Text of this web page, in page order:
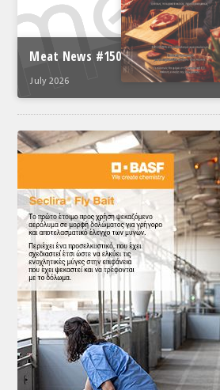
Meat News #150
July 2026